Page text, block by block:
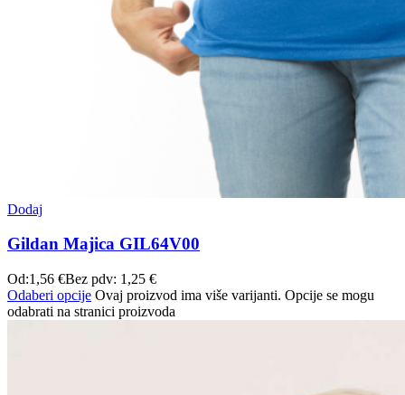
Dodaj
Gildan Majica GIL64V00
Od:1,56 €Bez pdv: 1,25 €
Odaberi opcije Ovaj proizvod ima više varijanti. Opcije se mogu
odabrati na stranici proizvoda